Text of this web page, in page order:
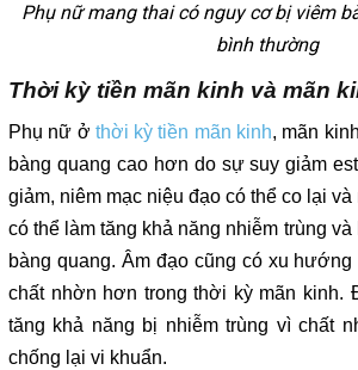
Phụ nữ mang thai có nguy cơ bị viêm
bình thường
Thời kỳ tiền mãn kinh và mãn
Phụ nữ ở thời kỳ tiền mãn kinh, mãn
bàng quang cao hơn do sự suy giảm
giảm, niêm mạc niệu đạo có thể co lại
có thể làm tăng khả năng nhiễm trùng
bàng quang. Âm đạo cũng có xu
chất nhờn hơn trong thời kỳ mãn kinh.
tăng khả năng bị nhiễm trùng vì chất
chống lại vi khuẩn.